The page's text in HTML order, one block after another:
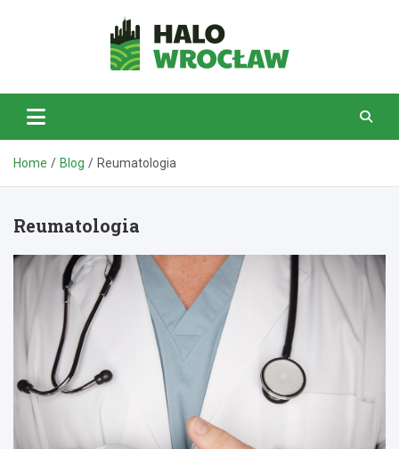
HaloWrocław.pl
Home Blog Reumatologia
Reumatologia